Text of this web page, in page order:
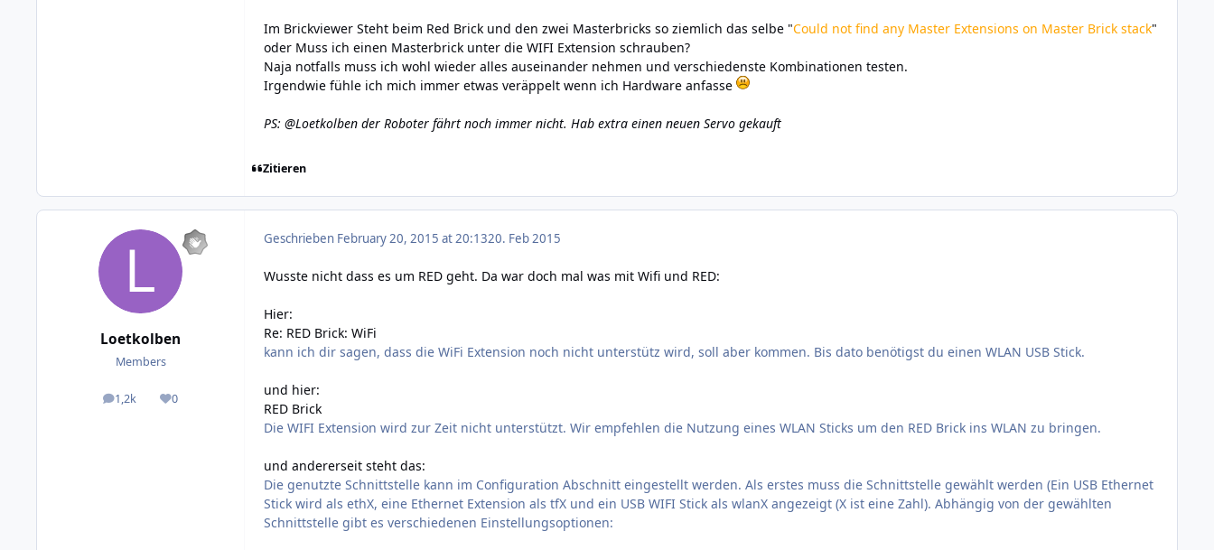
Im Brickviewer Steht beim Red Brick und den zwei Masterbricks so ziemlich das selbe "Could not find any Master Extensions on Master Brick stack"
oder Muss ich einen Masterbrick unter die WIFI Extension schrauben?
Naja notfalls muss ich wohl wieder alles auseinander nehmen und verschiedenste Kombinationen testen.
Irgendwie fühle ich mich immer etwas veräppelt wenn ich Hardware anfasse
PS: @Loetkolben der Roboter fährt noch immer nicht. Hab extra einen neuen Servo gekauft
Zitieren
Loetkolben
Members
1,2k
posts 0
Reputation
Geschrieben February 20, 2015 at 20:1320. Feb 2015
Wusste nicht dass es um RED geht. Da war doch mal was mit Wifi und RED:
Hier:
Re: RED Brick: WiFi
kann ich dir sagen, dass die WiFi Extension noch nicht unterstütz wird, soll aber kommen. Bis dato benötigst du einen WLAN USB Stick.
und hier:
RED Brick
Die WIFI Extension wird zur Zeit nicht unterstützt. Wir empfehlen die Nutzung eines WLAN Sticks um den RED Brick ins WLAN zu bringen.
und andererseit steht das:
Die genutzte Schnittstelle kann im Configuration Abschnitt eingestellt werden. Als erstes muss die Schnittstelle gewählt werden (Ein USB Ethernet
Stick wird als ethX, eine Ethernet Extension als tfX und ein USB WIFI Stick als wlanX angezeigt (X ist eine Zahl). Abhängig von der gewählten
Schnittstelle gibt es verschiedenen Einstellungsoptionen: